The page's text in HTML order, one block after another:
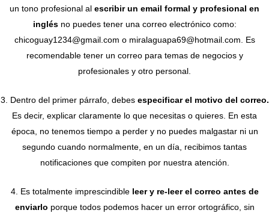
un tono profesional al escribir un email formal y profesional en
inglésno puedes tener una correo electrónico como:
chicoguay1234@gmail.com o miralaguapa69@hotmail.com. Es
recomendable tener un correo para temas de negocios y
profesionales y otro personal.
3. Dentro del primer párrafo, debes especificar el motivo del correo.
Es decir, explicar claramente lo que necesitas o quieres. En esta
época, no tenemos tiempo a perder y no puedes malgastar ni un
segundo cuando normalmente, en un día, recibimos tantas
notificaciones que compiten por nuestra atención.
4. Es totalmente imprescindibleleer y re-leer el correo antes de
enviarlo porque todos podemos hacer un error ortográfico, sin